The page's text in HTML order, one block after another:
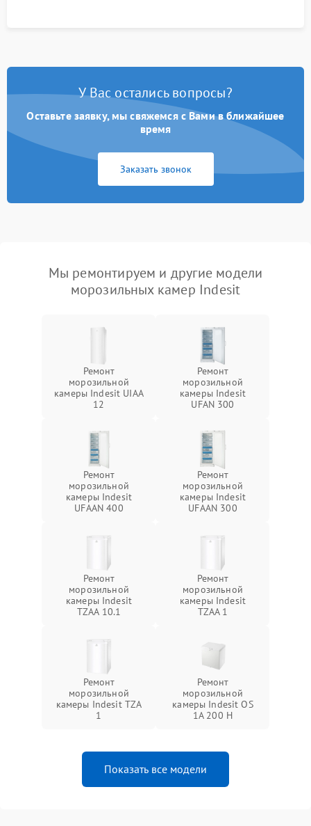
У Вас остались вопросы?
Оставьте заявку, мы свяжемся с Вами в ближайшее
время
Заказать звонок
Мы ремонтируем и другие модели
морозильных камер Indesit
Ремонт
морозильной
камеры Indesit UIAA
12
Ремонт
морозильной
камеры Indesit
UFAN 300
Ремонт
морозильной
камеры Indesit
UFAAN 400
Ремонт
морозильной
камеры Indesit
UFAAN 300
Ремонт
морозильной
камеры Indesit
TZAA 10.1
Ремонт
морозильной
камеры Indesit
TZAA 1
Ремонт
морозильной
камеры Indesit TZA
1
Ремонт
морозильной
камеры Indesit OS
1A 200 H
Показать все модели